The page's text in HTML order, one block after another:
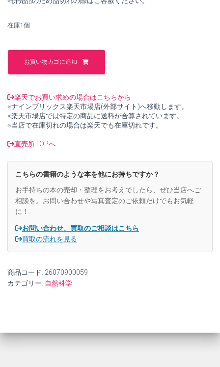
で
¥1,600
在庫1個
よ
か
解
析
力
学
古】
お買い物カゴに追加
楽天でお買い求めの場合はこちらから
※ナインブリックス楽天市場店(外部サイト)へ移動します。
※楽天市場店では特定の商品に送料が合算されています。
※当店で在庫切れの場合は楽天でも在庫切れです。
直売所TOPへ
こちらの書籍のような本を他にお持ちですか？
お手持ちの本の売却・整理をお考えでしたら、ぜひ当店へご
相談を。お問い合わせや写真査定のご依頼だけでもお気軽
に！
お問い合わせ、買取のご相談はこちら
買取の流れを見る
商品コード: 26070900059
カテゴリー: 自然科学